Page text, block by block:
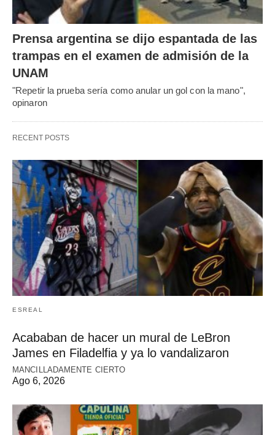
Prensa argentina se dijo espantada de las
trampas en el examen de admisión de la
UNAM
"Repetir la prueba sería como anular un gol con la mano",
opinaron
RECENT POSTS
ESREAL
Acababan de hacer un mural de LeBron
James en Filadelfia y ya lo vandalizaron
MANCILLADAMENTE CIERTO
Ago 6, 2026